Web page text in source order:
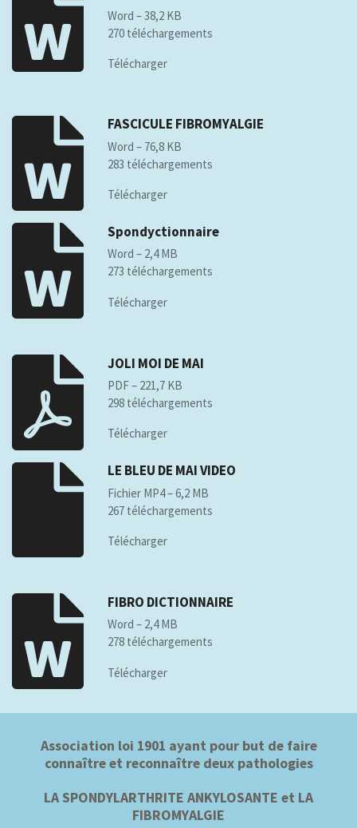
Word – 38,2 KB
270 téléchargements
Télécharger
FASCICULE FIBROMYALGIE
Word – 76,8 KB
283 téléchargements
Télécharger
Spondyctionnaire
Word – 2,4 MB
273 téléchargements
Télécharger
JOLI MOI DE MAI
PDF – 221,7 KB
298 téléchargements
Télécharger
LE BLEU DE MAI VIDEO
Fichier MP4 – 6,2 MB
267 téléchargements
Télécharger
FIBRO DICTIONNAIRE
Word – 2,4 MB
278 téléchargements
Télécharger
Association loi 1901 ayant pour but de faire
connaître et reconnaître deux pathologies
LA SPONDYLARTHRITE ANKYLOSANTE et LA
FIBROMYALGIE